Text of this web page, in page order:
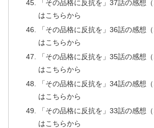
「その品格に反抗を」37話の感想（
はこちらから
「その品格に反抗を」36話の感想（
はこちらから
「その品格に反抗を」35話の感想（
はこちらから
「その品格に反抗を」34話の感想（
はこちらから
「その品格に反抗を」33話の感想（
はこちらから